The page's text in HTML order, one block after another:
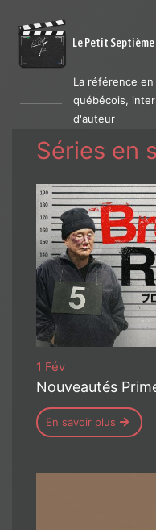
Le Petit Septième
La référence en
québécois,
d'auteur
Séries en
1 Fév
Nouveautés
En savoir plus